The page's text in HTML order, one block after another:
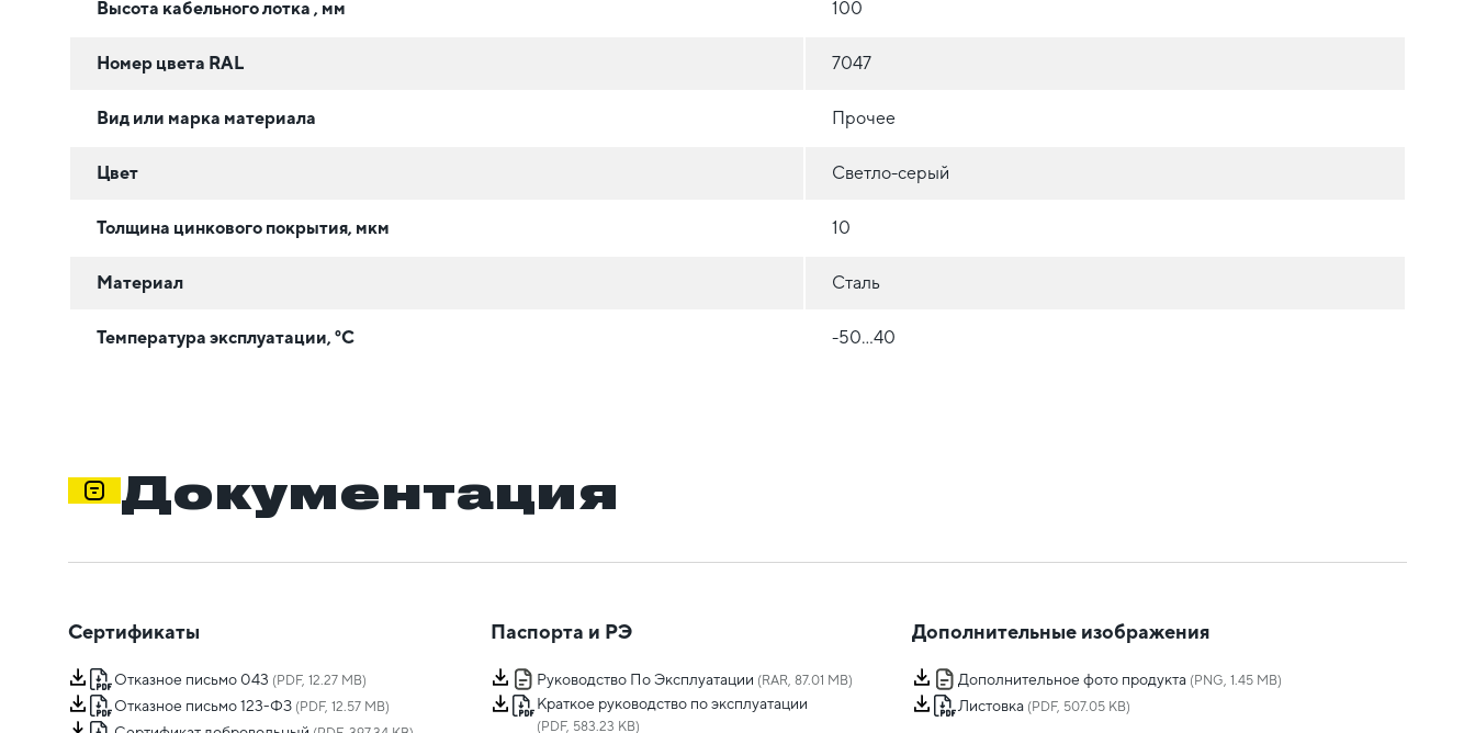
Высота кабельного лотка , мм 100
Номер цвета RAL 7047
Вид или марка материала Прочее
Цвет Светло-серый
Толщина цинкового покрытия, мкм 10
Материал Сталь
Температура эксплуатации, °C -50...40
Документация
Сертификаты
Отказное письмо 043 (PDF, 12.27 MB)
Отказное письмо 123-ФЗ (PDF, 12.57 MB)
Паспорта и РЭ
Руководство По Эксплуатации (RAR, 87.01 MB)
Краткое руководство по эксплуатации
(PDF, 583.23 KB)
Дополнительные изображения
Дополнительное фото продукта (PNG, 1.45 MB)
Листовка (PDF, 507.05 KB)